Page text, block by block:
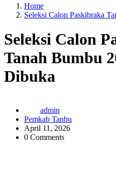
Home
Seleksi Calon Paskibraka
Seleksi Calon
Tanah Bumbu
Dibuka
admin
Pemkab Tanbu
April 11, 2026
0 Comments